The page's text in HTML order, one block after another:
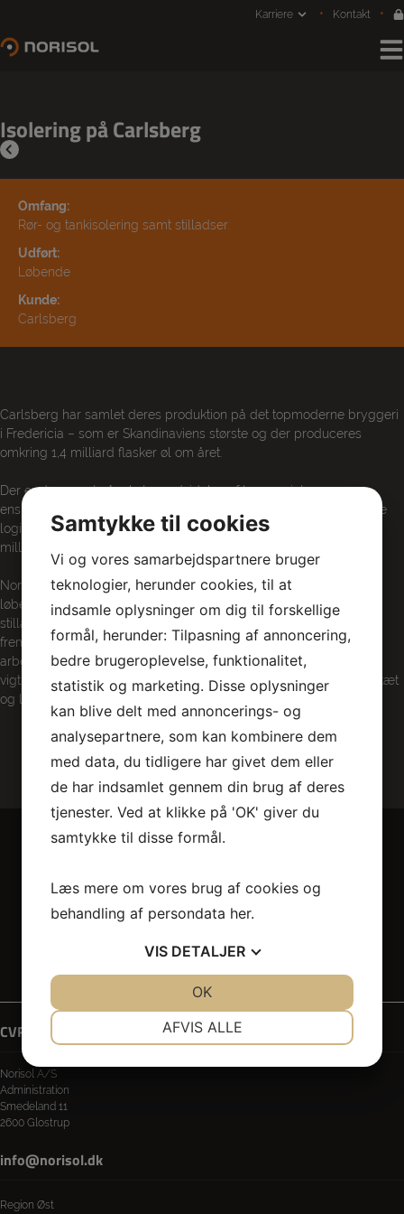
indholdet
Karriere Kontakt
Isolering på Carlsberg
Omfang:
Rør- og tankisolering samt stilladser.
Udført:
Løbende
Kunde:
Carlsberg
Carlsberg har samlet deres produktion på det topmoderne bryggeri
i Fredericia – som er Skandinaviens største og der produceres
omkring 1,4 milliard flasker øl om året.
Der er de seneste år sket en udvidelse af bryggeriet, som er
ensbetydende med en stærkt øget kapacitet med fuldautomatiske
logistik- og transportsystemer. Der er i alt investeret omkring en
milliard i bryggeriet.
Norisol udfører rør- og tankisolering af produktionsanlægget,
løbende vedligeholdelsesarbejde samt adgang og tilkomst via
stilladser. Vi er blandt andet valgt som leverandør fordi, at vi kan
fremstille rørkapper og plader på eget værksted i Fredericia. Vi
arbejder på, at optimere processen med kunden og det er derfor
vigtigt, at vi har den lokale tilstedeværelse og projektledere med tæt
og løbende kontakt til kunden.
Privatlivspoltik & Cookies
Whistleblowerportal
CVR: 80149212
Norisol A/S
Administration
Smedeland 11
2600 Glostrup
info@norisol.dk
Region Øst
Samtykke til cookies
Vi og vores samarbejdspartnere bruger
teknologier, herunder cookies, til at
indsamle oplysninger om dig til forskellige
formål, herunder: Tilpasning af annoncering,
bedre brugeroplevelse, funktionalitet,
statistik og marketing. Disse oplysninger
kan blive delt med annoncerings- og
analysepartnere, som kan kombinere dem
med data, du tidligere har givet dem eller
de har indsamlet gennem din brug af deres
tjenester. Ved at klikke på 'OK' giver du
samtykke til disse formål.
Læs mere om vores brug af cookies og
behandling af persondata her.
VIS DETALJER
AFVIS ALLE
OK